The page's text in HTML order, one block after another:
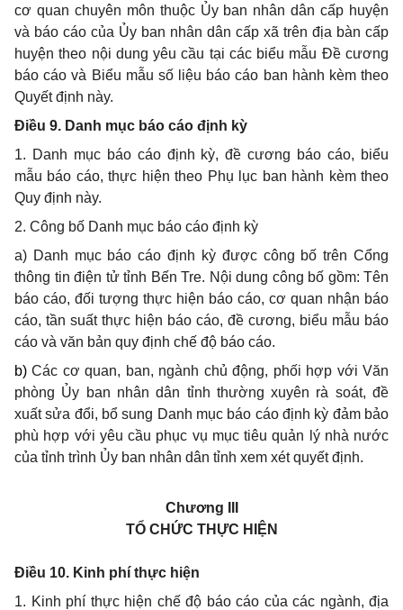
cơ quan chuyên môn thuộc Ủy ban nhân dân cấp huyện
và báo cáo của Ủy ban nhân dân cấp xã trên địa bàn cấp
huyện theo nội dungyêu cầu tại các biểu mẫu Đềcương
báo cáovà Biểu mẫu số liệu báo cáo ban hành kèm theo
Quyết định này.
Điều 9. Danh mục báo cáo định kỳ
1. Danh mục báo cáo định kỳ, đề cương báo cáo, biểu
mẫu báo cáo, thực hiện theo Phụ lục ban hành kèm theo
Quy định này.
2. Công bố Danh mục báo cáo định kỳ
a) Danh mục báo cáo định kỳ được công bố trên Cổng
thông tin điện tử tỉnh Bến Tre. Nội dung công bố gồm: Tên
báo cáo, đối tượng thực hiện báo cáo, cơ quan nhận báo
cáo, tần suất thực hiện báo cáo, đề cương, biểu mẫu báo
cáo và văn bản quy định chế độ báo cáo.
b)Các cơ quan, ban, ngành chủ động, phối hợp với Văn
phòng Ủy ban nhân dân tỉnh thường xuyên rà soát, đề
xuất sửa đổi, bổ sung Danh mục báo cáo định kỳ đảm bảo
phù hợp với yêu cầu phục vụ mục tiêu quản lý nhà nước
của tỉnh trình Ủy ban nhân dân tỉnh xem xét quyết định.
Chương
TỔ CHỨC THỰC HIỆN
Điều 10. Kinh phí thực hiện
1. Kinh phí thực hiện chế độ báo cáo của các ngành, địa